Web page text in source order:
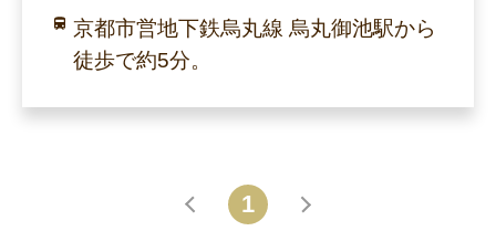
京都市営地下鉄烏丸線 烏丸御池駅から
徒歩で約5分。
戻る
1
進む